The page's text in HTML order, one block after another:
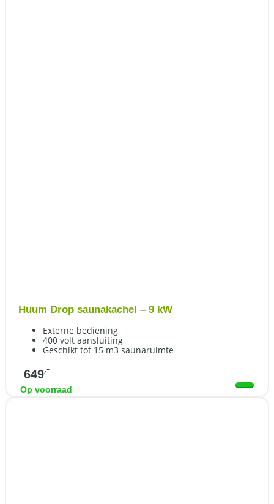
Huum Drop saunakachel – 9 kW
Externe bediening
400 volt aansluiting
Geschikt tot 15 m3 saunaruimte
649,-
Op voorraad